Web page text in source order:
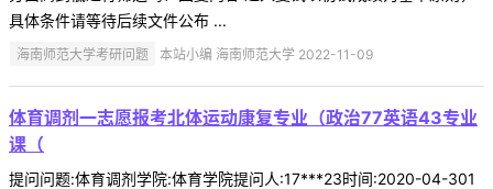
具体条件请等待后续文件公布 ...
海南师范大学考研问题 本站小编 海南师范大学 2022-11-09
体育调剂一志愿报考北体运动康复专业（政治77英语43专业
课（
提问问题:体育调剂学院:体育学院提问人:17***23时间:2020-04-301